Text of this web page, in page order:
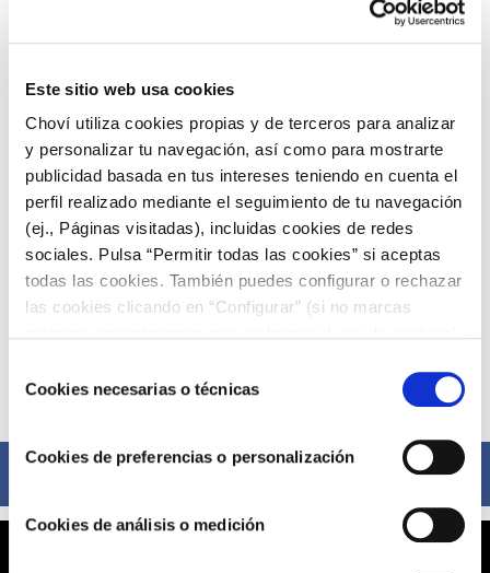
Este sitio web usa cookies
Choví utiliza cookies propias y de terceros para analizar
y personalizar tu navegación, así como para mostrarte
publicidad basada en tus intereses teniendo en cuenta el
perfil realizado mediante el seguimiento de tu navegación
(ej., Páginas visitadas), incluidas cookies de redes
sociales. Pulsa “Permitir todas las cookies” si aceptas
todas las cookies. También puedes configurar o rechazar
las cookies clicando en “Configurar” (si no marcas
COOKIES.
deCookies necesarias o técnicas
Cookies de preferencias o personalización
Cookies de análisis o medición
Compártelo ahora
Facebook